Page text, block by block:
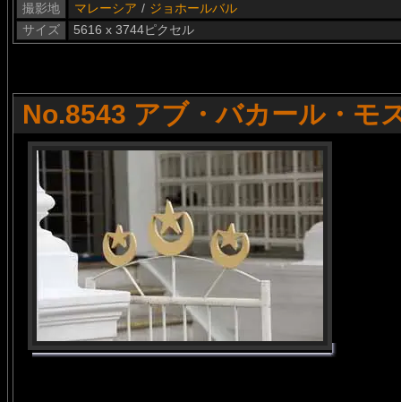
撮影地
マレーシア / ジョホールバル
サイズ
5616 x 3744ピクセル
No.8543 アブ・バカール・モ